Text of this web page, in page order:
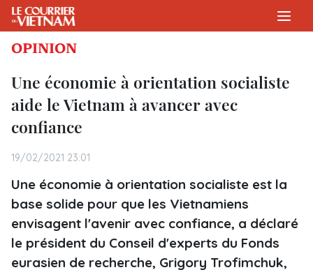
OPINION
Une économie à orientation socialiste
aide le Vietnam à avancer avec
confiance
19/02/2021 23:01
Une économie à orientation socialiste est la
base solide pour que les Vietnamiens
envisagent l'avenir avec confiance, a déclaré
le président du Conseil d'experts du Fonds
eurasien de recherche, Grigory Trofimchuk,